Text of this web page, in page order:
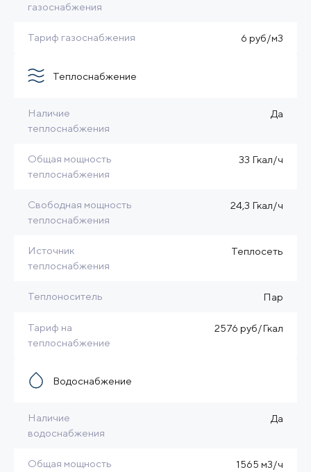
газоснабжения
Тариф газоснабжения 6 руб/м3
Теплоснабжение
Наличие
теплоснабжения
Да
Общая мощность
теплоснабжения
33 Гкал/ч
Свободная мощность
теплоснабжения
24,3 Гкал/ч
Источник
теплоснабжения
Теплосеть
Теплоноситель Пар
Тариф на
теплоснабжение
2576 руб/Гкал
Водоснабжение
Наличие
водоснабжения
Да
Общая мощность
1565 м3/ч